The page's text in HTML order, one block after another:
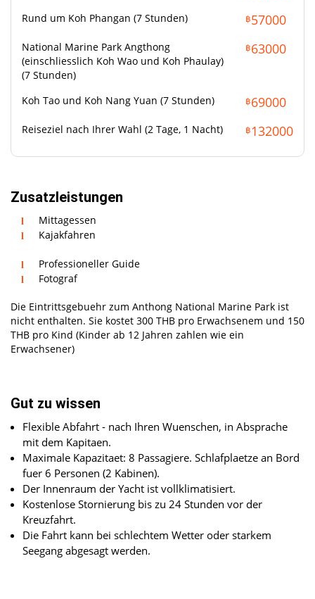
Sonnenbrille
Kamera
Rund um Koh Phangan (7 Stunden) ฿57000
National Marine Park Angthong
(einschliesslich Koh Wao und Koh Phaulay)
(7 Stunden)
฿63000
Koh Tao und Koh Nang Yuan (7 Stunden) ฿69000
Reiseziel nach Ihrer Wahl (2 Tage, 1 Nacht) ฿132000
Zusatzleistungen
Mittagessen
Kajakfahren
Professioneller Guide
Fotograf
Die Eintrittsgebuehr zum Anthong National Marine Park ist
nicht enthalten. Sie kostet 300 THB pro Erwachsenem und 150
THB pro Kind (Kinder ab 12 Jahren zahlen wie ein
Erwachsener)
Gut zu wissen
Flexible Abfahrt - nach Ihren Wuenschen, in Absprache
mit dem Kapitaen.
Maximale Kapazitaet: 8 Passagiere. Schlafplaetze an Bord
fuer 6 Personen (2 Kabinen).
Der Innenraum der Yacht ist vollklimatisiert.
Kostenlose Stornierung bis zu 24 Stunden vor der
Kreuzfahrt.
Die Fahrt kann bei schlechtem Wetter oder starkem
Seegang abgesagt werden.